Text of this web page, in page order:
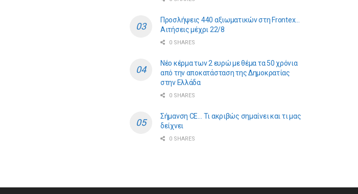
Προσλήψεις 440 αξιωματικών στη Frontex…
Αιτήσεις μέχρι 22/8
0 SHARES
Νέο κέρμα των 2 ευρώ με θέμα τα 50 χρόνια
από την αποκατάσταση της Δημοκρατίας
στην Ελλάδα
0 SHARES
Σήμανση CE… Τι ακριβώς σημαίνει και τι μας
δείχνει
0 SHARES